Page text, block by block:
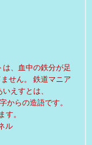
、血中の鉄分が足
せん。 鉄道マニア
えすとは、
からの造語です。
す。
ル